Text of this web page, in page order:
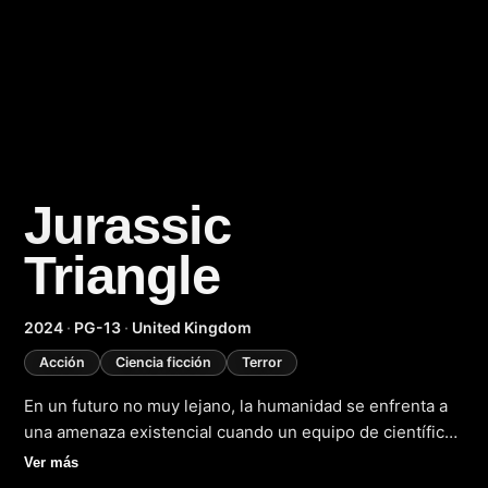
Jurassic
Triangle
2024 · PG-13 · United Kingdom
Acción Ciencia ficción Terror
En un futuro no muy lejano, la humanidad se enfrenta a
una amenaza existencial cuando un equipo de científicos
descubre un portal hacia un mundo paralelo, donde los
Ver más